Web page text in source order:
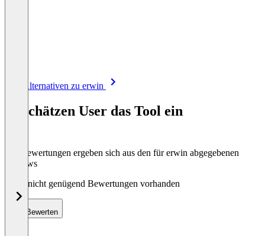
Alle Alternativen zu erwin
So schätzen User das Tool ein
Die Bewertungen ergeben sich aus den für erwin abgegebenen
Reviews
Noch nicht genügend Bewertungen vorhanden
Bewerten